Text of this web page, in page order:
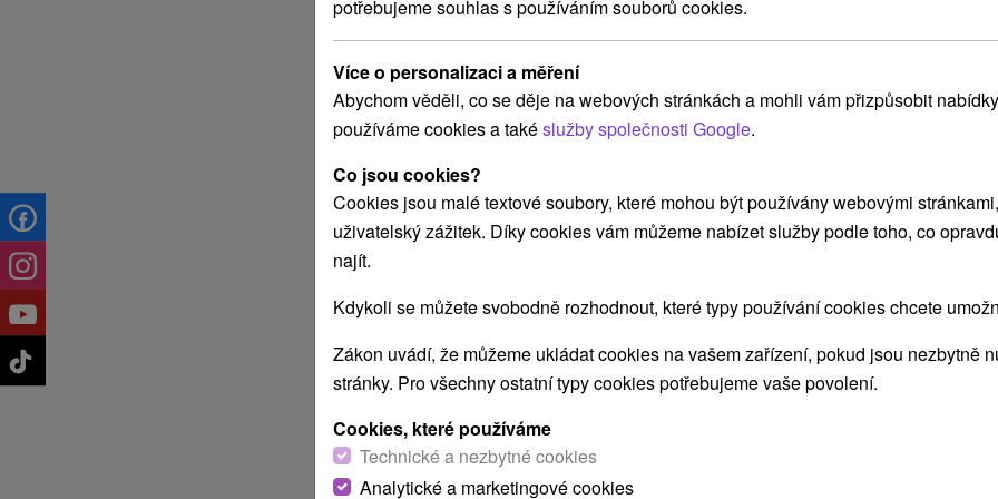
Nezapomenutelné společné chvíle v
příjemném prostředí Malé Fatry
8,6 Od 4 NocíPolopenze
bazénem a fitness.
potřebujeme souhlas s používáním souborů cookies.
Více o personalizaci a měření
Abychom věděli, co se děje na webových stránkách a mohli vám přizpůsobit
používáme cookies a takéslužby společnosti Google.
Co jsou cookies?
Cookies jsou malé textové soubory, které mohou být používány webovými
uživatelský zážitek. Díky cookies vám můžeme nabízet služby podle toho, co
najít.
Kdykoli se můžete svobodně rozhodnout, které typy používání cookies chcete
Zákon uvádí, že můžeme ukládat cookies na vašem zařízení, pokud jsou nezbytně
stránky. Pro všechny ostatní typy cookies potřebujeme vaše povolení.
Cookies, které používáme
Technické a nezbytné cookies
Analytické a marketingové cookies